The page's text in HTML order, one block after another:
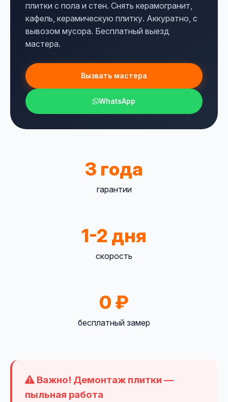
плитки с пола и стен. Снять керамогранит,
кафель, керамическую плитку. Аккуратно, с
вывозом мусора. Бесплатный выезд
мастера.
Вызвать мастера
WhatsApp
3 года
гарантии
1-2 дня
скорость
0 ₽
бесплатный замер
Важно! Демонтаж плитки —
пыльная работа